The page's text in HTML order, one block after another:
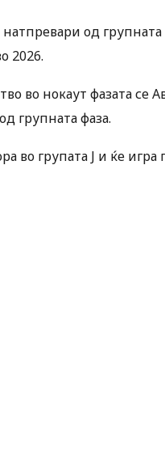
од
2026.
во нокаут фазата
групната фаза.
во групата Ј и ќе